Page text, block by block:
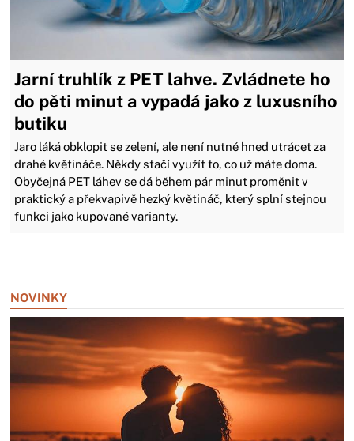
Jarní truhlík z PET lahve. Zvládnete ho
do pěti minut a vypadá jako z luxusního
butiku
Jaro láká obklopit se zelení, ale není nutné hned utrácet za
drahé květináče. Někdy stačí využít to, co už máte doma.
Obyčejná PET láhev se dá během pár minut proměnit v
praktický a překvapivě hezký květináč, který splní stejnou
funkci jako kupované varianty.
NOVINKY